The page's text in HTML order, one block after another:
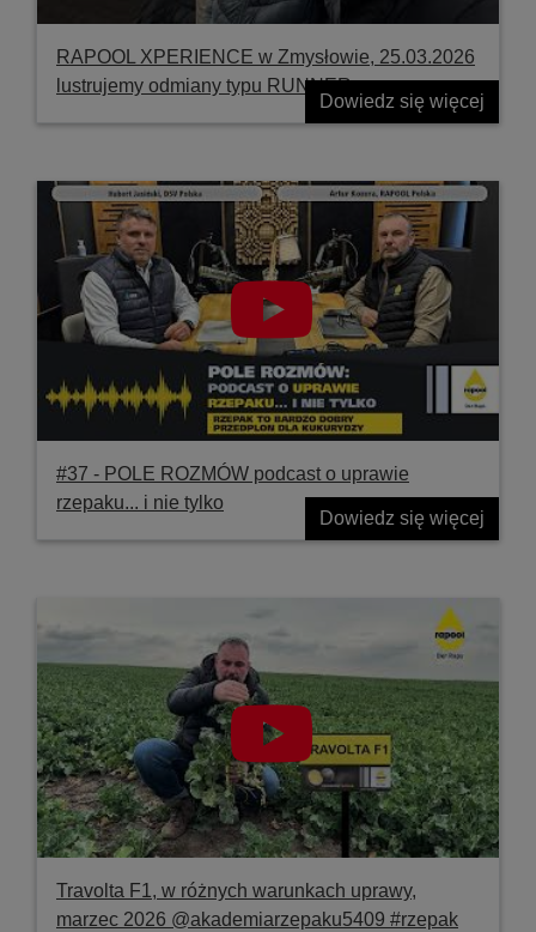
RAPOOL XPERIENCE w Zmysłowie, 25.03.2026
lustrujemy odmiany typu RUNNER
Dowiedz się więcej
#37 ‐ POLE ROZMÓW podcast o uprawie
rzepaku... i nie tylko
Dowiedz się więcej
Travolta F1, w różnych warunkach uprawy,
marzec 2026 @akademiarzepaku5409 #rzepak